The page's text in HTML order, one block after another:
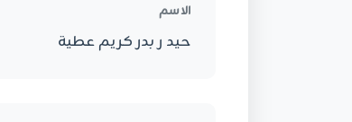
الاسم
حيد ر بدر كريم عطية